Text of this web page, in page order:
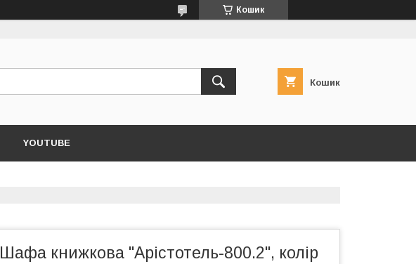
Кошик
Кошик
YOUTUBE
Шафа книжкова "Арістотель-800.2", колір